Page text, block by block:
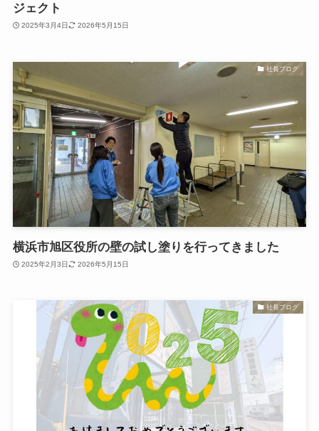
ジェクト
2025年3月4日 2026年5月15日
社長ブログ
横浜市旭区役所の壁の試し塗りを行ってきました
2025年2月3日 2026年5月15日
社長ブログ